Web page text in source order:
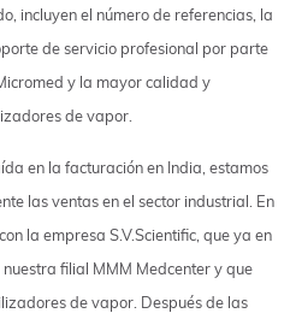
incluyen el número de referencias, la
de servicio profesional por parte
y la mayor calidad y
de vapor.
en la facturación en India, estamos
las ventas en el sector industrial. En
la empresa S.V.Scientific, que ya en
filial MMM Medcenter y que
de vapor. Después de las